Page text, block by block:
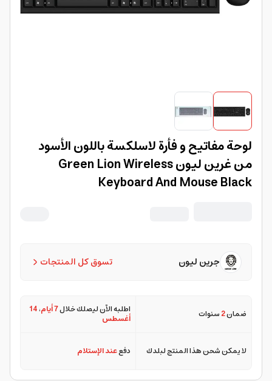
لوحة مفاتيح و فأرة لاسلكسة باللون الأسود
من غرين ليون Green Lion Wireless
Keyboard And Mouse Black
تسوق كل المنتجات جرين ليون
ضمان2سنوات اطلبه الآن ليصلك خلال7 أيام ،14
أغسطس
لا يمكن شحن هذا المنتج لبلدك دفععند الإستلام